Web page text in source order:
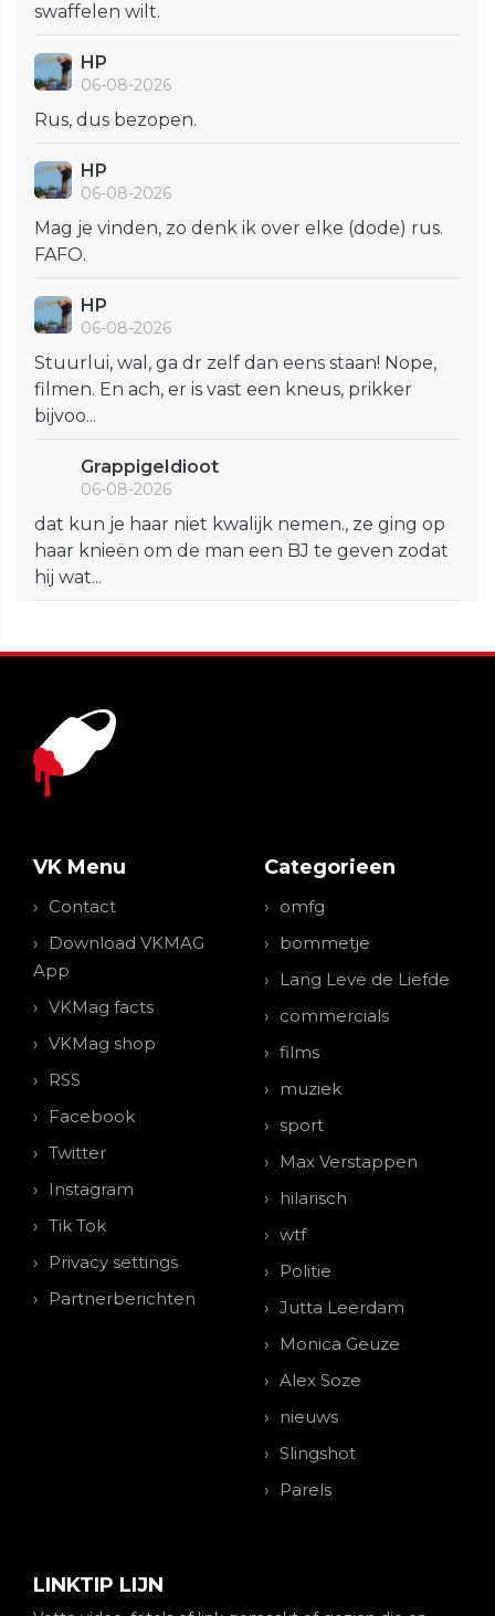
swaffelen wilt.
HP
06-08-2026
Rus, dus bezopen.
HP
06-08-2026
Mag je vinden, zo denk ik over elke (dode) rus.
FAFO.
HP
06-08-2026
Stuurlui, wal, ga dr zelf dan eens staan! Nope,
filmen. En ach, er is vast een kneus, prikker
bijvoo...
GrappigeIdioot
06-08-2026
dat kun je haar niet kwalijk nemen., ze ging op
haar knieën om de man een BJ te geven zodat
hij wat...
VK Menu
Contact
Download VKMAG
App
VKMag facts
VKMag shop
RSS
Facebook
Twitter
Instagram
Tik Tok
Privacy settings
Partnerberichten
Categorieen
omfg
bommetje
Lang Leve de Liefde
commercials
films
muziek
sport
Max Verstappen
hilarisch
wtf
Politie
Jutta Leerdam
Monica Geuze
Alex Soze
nieuws
Slingshot
Parels
LINKTIP LIJN